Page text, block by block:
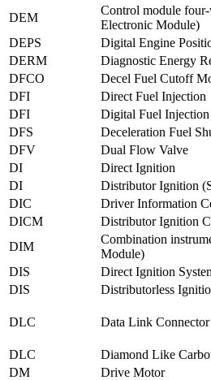
DEM
Control module
Electronic Module)
DEPS
Digital Engine
DERM
Diagnostic Energy
DFCO
Decel Fuel Cutoff
DFI
Direct Fuel Injection
DFI
Digital Fuel Injection
DFS
Deceleration Fuel
DFV
Dual Flow Valve
DI
Direct Ignition
DI
Distributor Ignition
DIC
Driver Information
DICM
Distributor Ignition
DIM
Combination
Module)
DIS
Direct Ignition
DIS
Distributorless
DLC Data Link
DLC
Diamond Like
DM
Drive Motor